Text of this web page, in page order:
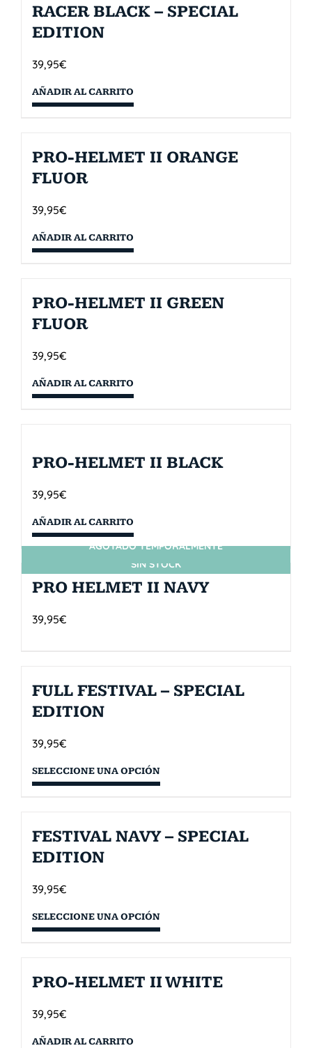
RACER BLACK – SPECIAL
EDITION
39,95€
AÑADIR AL CARRITO
PRO-HELMET II ORANGE
FLUOR
39,95€
AÑADIR AL CARRITO
PRO-HELMET II GREEN
FLUOR
39,95€
AÑADIR AL CARRITO
PRO-HELMET II BLACK
39,95€
AÑADIR AL CARRITO
SIN STOCK
AGOTADO TEMPORALMENTE
PRO HELMET II NAVY
39,95€
FULL FESTIVAL – SPECIAL
EDITION
39,95€
SELECCIONE UNA OPCIÓN
FESTIVAL NAVY – SPECIAL
EDITION
39,95€
SELECCIONE UNA OPCIÓN
PRO-HELMET II WHITE
39,95€
AÑADIR AL CARRITO